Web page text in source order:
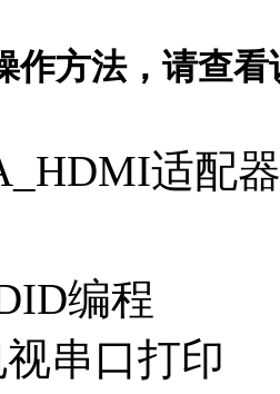
法，请查看
适配
编程
串口打印